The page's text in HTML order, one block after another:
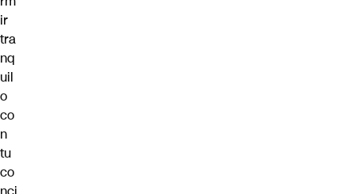
ir
tra
nq
uil
o
co
n
tu
co